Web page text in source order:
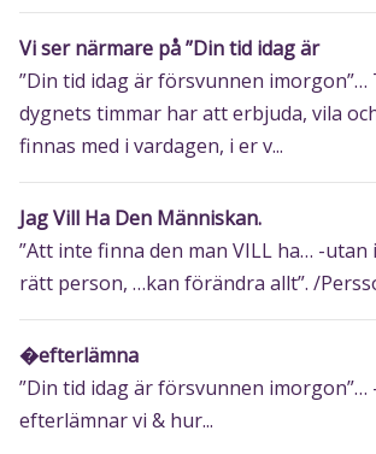
Vi ser närmare på ”Din tid idag är
”Din tid idag är försvunnen imorgon”…
dygnets timmar har att erbjuda, vila
finnas med i vardagen, i er v...
Jag Vill Ha Den Människan.
”Att inte finna den man VILL ha… -
rätt person, …kan förändra allt”. /
�efterlämna
”Din tid idag är försvunnen imorgon”…
efterlämnar vi & hur...